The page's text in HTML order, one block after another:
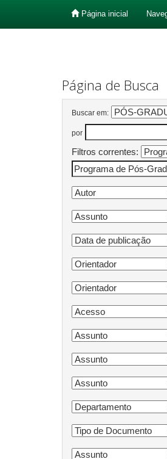
Página inicial
Página de Busca
Buscar em:
por
Filtros correntes: